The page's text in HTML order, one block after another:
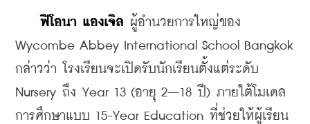
ฟิโอนา แองเจิล ผู้อำนวยการใหญ่ของ
Wycombe Abbey International School Bangkok
กล่าวว่า โรงเรียนจะเปิดรับนักเรียนตั้งแต่ระดับ
Nursery ถึง Year 13 (อายุ 2–18 ปี) ภายใต้โมเดล
การศึกษาแบบ 15-Year Education ที่ช่วยให้ผู้เรียน